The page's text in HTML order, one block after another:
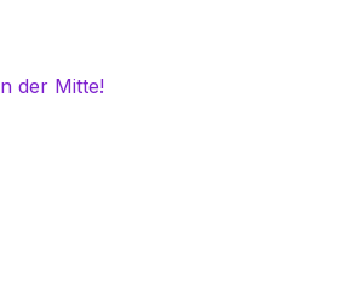
der Mitte!